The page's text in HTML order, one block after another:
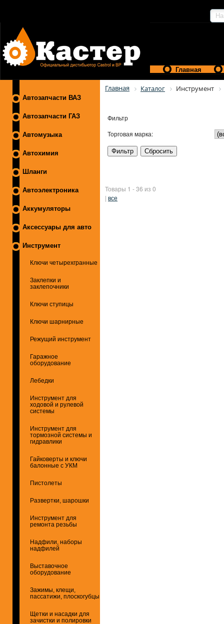
Главная
Автозапчасти ВАЗ
Автозапчасти ГАЗ
Автомузыка
Автохимия
Шланги
Автоэлектроника
Аккумуляторы
Аксессуары для авто
Инструмент
Ключи четырехгранные
Заклепки и
заклепочники
Ключи ступицы
Ключи шарнирные
Режущий инструмент
Гаражное
оборудование
Лебедки
Инструмент для
ходовой и рулевой
системы
Инструмент для
тормозной системы и
гидравлики
Гайковерты и ключи
балонные с УКМ
Пистолеты
Развертки, шарошки
Инструмент для
ремонта резьбы
Надфили, наборы
надфилей
Выставочное
оборудование
Зажимы, клещи,
пассатижи, плоскогубцы
Щетки и насадки для
зачистки и полировки
Главная Каталог Инструмент
Фильтр
Торговая марка:
Товары 1 - 36 из 0
| все